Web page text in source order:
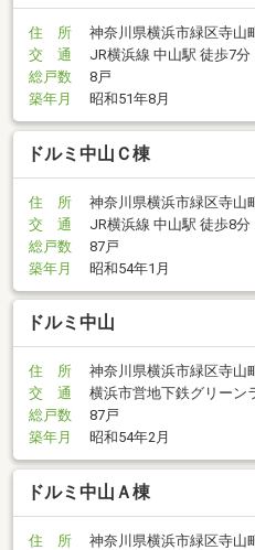
住 所
神奈川県横浜市緑区寺山
交 通
JR横浜線 中山駅 徒歩7分
総戸数
8戸
築年月
昭和51年8月
ドルミ中山Ｃ棟
住 所
神奈川県横浜市緑区寺山
交 通
JR横浜線 中山駅 徒歩8分
総戸数
87戸
築年月
昭和54年1月
ドルミ中山
住 所
神奈川県横浜市緑区寺山
交 通
横浜市営地下鉄グリーン
総戸数
87戸
築年月
昭和54年2月
ドルミ中山Ａ棟
住 所
神奈川県横浜市緑区寺山